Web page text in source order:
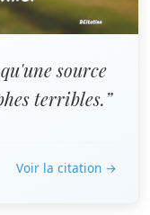
source
terribles.”
Voir la citation →